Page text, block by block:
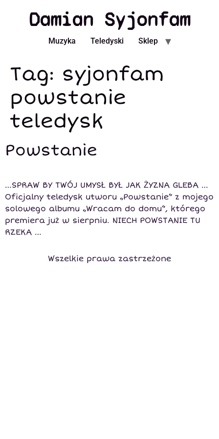
Damian Syjonfam
Muzyka Teledyski Sklep
Tag: syjonfam
powstanie
teledysk
Powstanie
…SPRAW BY TWÓJ UMYSŁ BYŁ JAK ŻYZNA GLEBA …
Oficjalny teledysk utworu „Powstanie” z mojego
solowego albumu „Wracam do domu”, którego
premiera już w sierpniu. NIECH POWSTANIE TU
RZEKA …
Wszelkie prawa zastrzeżone